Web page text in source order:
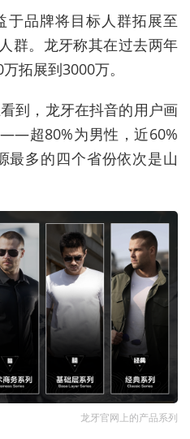
于品牌将目标人群拓展至
群。龙牙称其在过去两年
拓展到3000万。
到，龙牙在抖音的用户画
——超80%为男性，近60%
最多的四个省份依次是山
龙牙官网上的产品系列